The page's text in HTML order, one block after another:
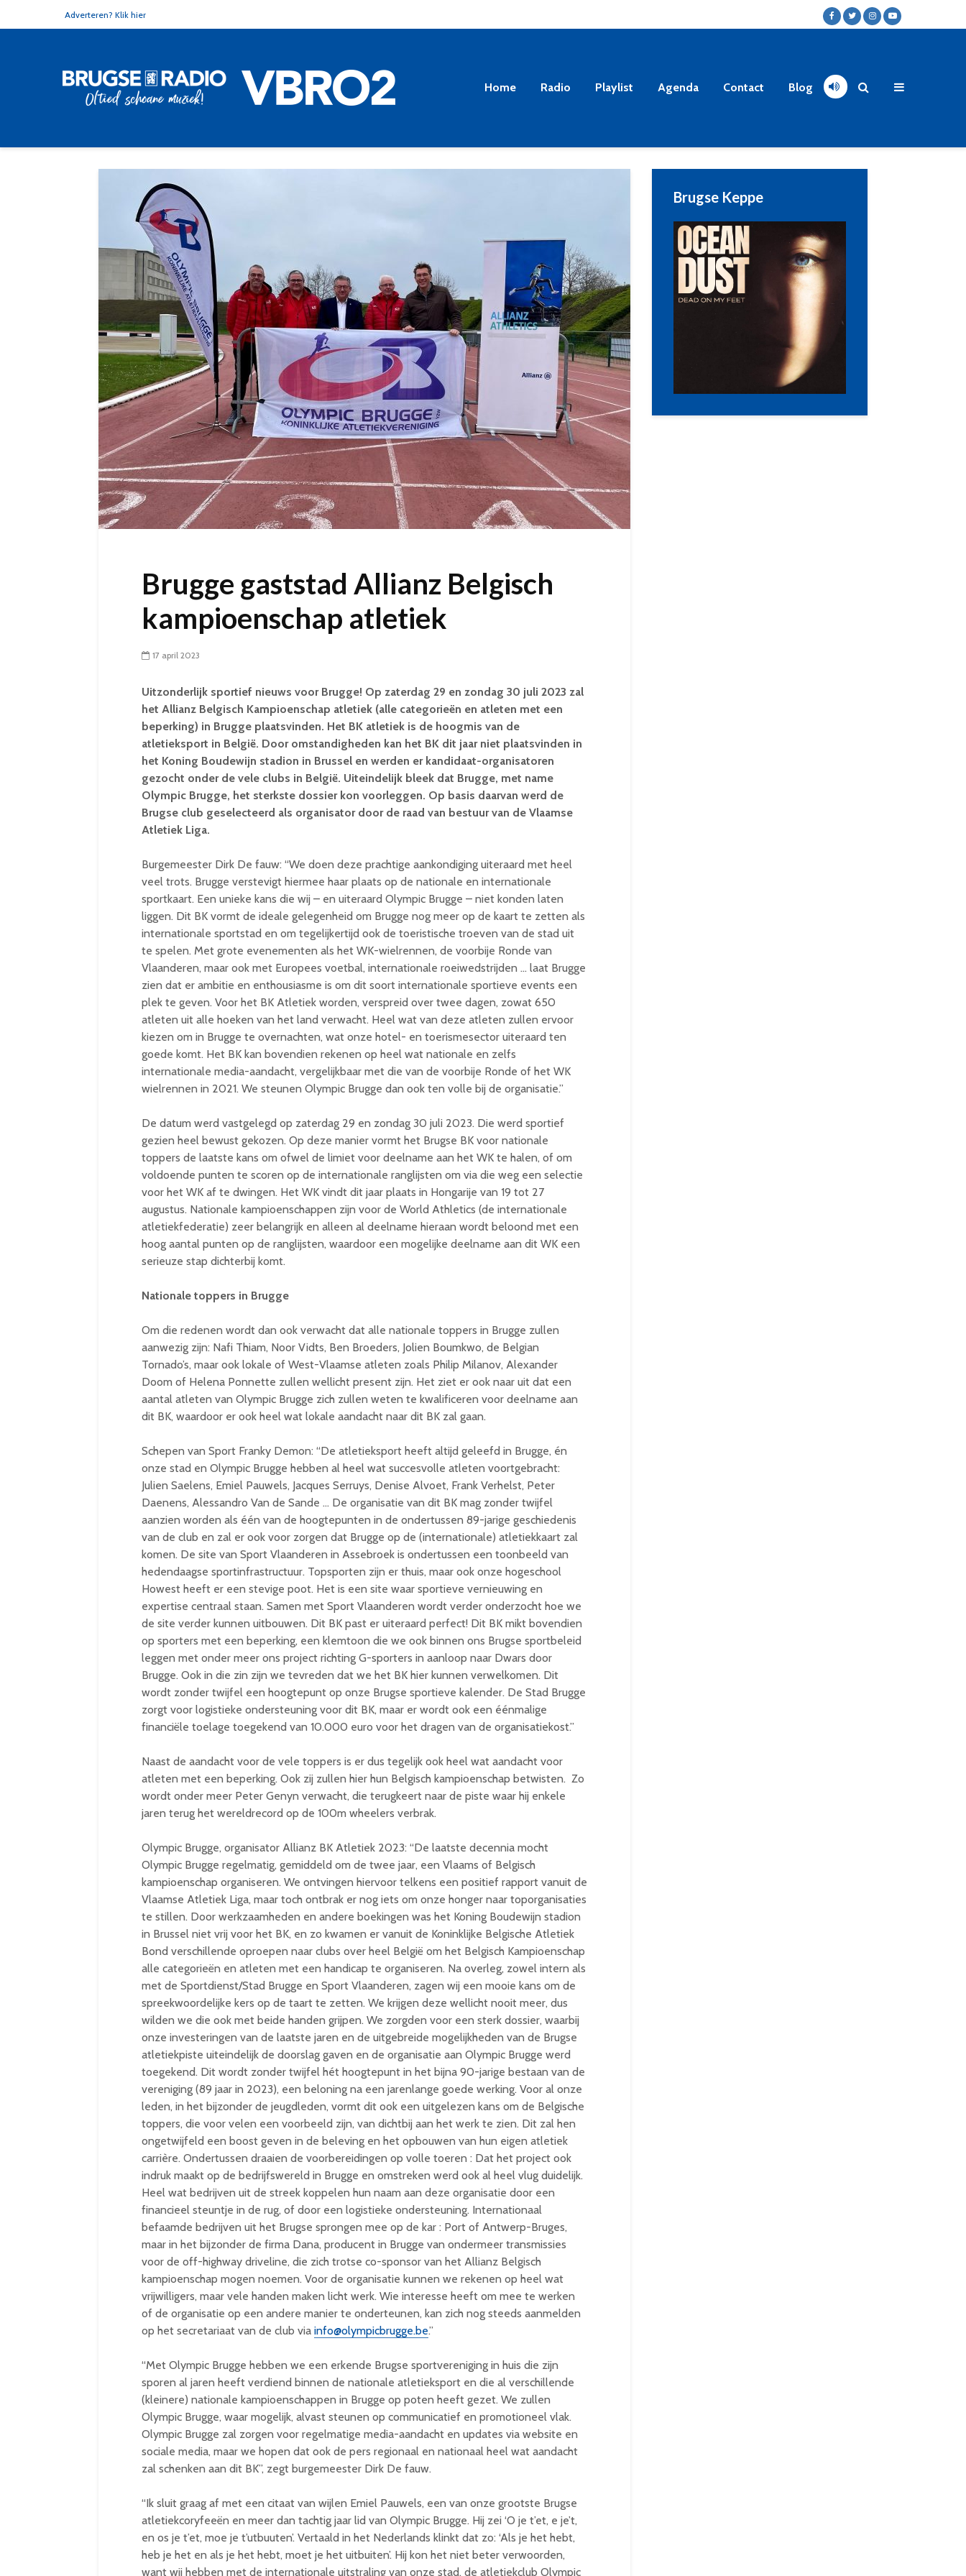
Adverteren? Klik hier
Home Radio Playlist Agenda Contact Blog
Brugge gaststad Allianz Belgisch
kampioenschap atletiek
17 april 2023
Uitzonderlijk sportief nieuws voor Brugge! Op zaterdag 29 en zondag 30 juli 2023 zal
het Allianz Belgisch Kampioenschap atletiek (alle categorieën en atleten met een
beperking) in Brugge plaatsvinden. Het BK atletiek is de hoogmis van de
atletieksport in België. Door omstandigheden kan het BK dit jaar niet plaatsvinden in
het Koning Boudewijn stadion in Brussel en werden er kandidaat-organisatoren
gezocht onder de vele clubs in België. Uiteindelijk bleek dat Brugge, met name
Olympic Brugge, het sterkste dossier kon voorleggen. Op basis daarvan werd de
Brugse club geselecteerd als organisator door de raad van bestuur van de Vlaamse
Atletiek Liga.
Burgemeester Dirk De fauw: “We doen deze prachtige aankondiging uiteraard met heel
veel trots. Brugge verstevigt hiermee haar plaats op de nationale en internationale
sportkaart. Een unieke kans die wij – en uiteraard Olympic Brugge – niet konden laten
liggen. Dit BK vormt de ideale gelegenheid om Brugge nog meer op de kaart te zetten als
internationale sportstad en om tegelijkertijd ook de toeristische troeven van de stad uit
te spelen. Met grote evenementen als het WK-wielrennen, de voorbije Ronde van
Vlaanderen, maar ook met Europees voetbal, internationale roeiwedstrijden … laat Brugge
zien dat er ambitie en enthousiasme is om dit soort internationale sportieve events een
plek te geven. Voor het BK Atletiek worden, verspreid over twee dagen, zowat 650
atleten uit alle hoeken van het land verwacht. Heel wat van deze atleten zullen ervoor
kiezen om in Brugge te overnachten, wat onze hotel- en toerismesector uiteraard ten
goede komt. Het BK kan bovendien rekenen op heel wat nationale en zelfs
internationale media-aandacht, vergelijkbaar met die van de voorbije Ronde of het WK
wielrennen in 2021. We steunen Olympic Brugge dan ook ten volle bij de organisatie.”
De datum werd vastgelegd op zaterdag 29 en zondag 30 juli 2023. Die werd sportief
gezien heel bewust gekozen. Op deze manier vormt het Brugse BK voor nationale
toppers de laatste kans om ofwel de limiet voor deelname aan het WK te halen, of om
voldoende punten te scoren op de internationale ranglijsten om via die weg een selectie
voor het WK af te dwingen. Het WK vindt dit jaar plaats in Hongarije van 19 tot 27
augustus. Nationale kampioenschappen zijn voor de World Athletics (de internationale
atletiekfederatie) zeer belangrijk en alleen al deelname hieraan wordt beloond met een
hoog aantal punten op de ranglijsten, waardoor een mogelijke deelname aan dit WK een
serieuze stap dichterbij komt.
Nationale toppers in Brugge
Om die redenen wordt dan ook verwacht dat alle nationale toppers in Brugge zullen
aanwezig zijn: Nafi Thiam, Noor Vidts, Ben Broeders, Jolien Boumkwo, de Belgian
Tornado’s, maar ook lokale of West-Vlaamse atleten zoals Philip Milanov, Alexander
Doom of Helena Ponnette zullen wellicht present zijn. Het ziet er ook naar uit dat een
aantal atleten van Olympic Brugge zich zullen weten te kwalificeren voor deelname aan
dit BK, waardoor er ook heel wat lokale aandacht naar dit BK zal gaan.
Schepen van Sport Franky Demon: “De atletieksport heeft altijd geleefd in Brugge, én
onze stad en Olympic Brugge hebben al heel wat succesvolle atleten voortgebracht:
Julien Saelens, Emiel Pauwels, Jacques Serruys, Denise Alvoet, Frank Verhelst, Peter
Daenens, Alessandro Van de Sande … De organisatie van dit BK mag zonder twijfel
aanzien worden als één van de hoogtepunten in de ondertussen 89-jarige geschiedenis
van de club en zal er ook voor zorgen dat Brugge op de (internationale) atletiekkaart zal
komen. De site van Sport Vlaanderen in Assebroek is ondertussen een toonbeeld van
hedendaagse sportinfrastructuur. Topsporten zijn er thuis, maar ook onze hogeschool
Howest heeft er een stevige poot. Het is een site waar sportieve vernieuwing en
expertise centraal staan. Samen met Sport Vlaanderen wordt verder onderzocht hoe we
de site verder kunnen uitbouwen. Dit BK past er uiteraard perfect! Dit BK mikt bovendien
op sporters met een beperking, een klemtoon die we ook binnen ons Brugse sportbeleid
leggen met onder meer ons project richting G-sporters in aanloop naar Dwars door
Brugge. Ook in die zin zijn we tevreden dat we het BK hier kunnen verwelkomen. Dit
wordt zonder twijfel een hoogtepunt op onze Brugse sportieve kalender. De Stad Brugge
zorgt voor logistieke ondersteuning voor dit BK, maar er wordt ook een éénmalige
financiële toelage toegekend van 10.000 euro voor het dragen van de organisatiekost.”
Naast de aandacht voor de vele toppers is er dus tegelijk ook heel wat aandacht voor
atleten met een beperking. Ook zij zullen hier hun Belgisch kampioenschap betwisten. Zo
wordt onder meer Peter Genyn verwacht, die terugkeert naar de piste waar hij enkele
jaren terug het wereldrecord op de 100m wheelers verbrak.
Olympic Brugge, organisator Allianz BK Atletiek 2023: “De laatste decennia mocht
Olympic Brugge regelmatig, gemiddeld om de twee jaar, een Vlaams of Belgisch
kampioenschap organiseren. We ontvingen hiervoor telkens een positief rapport vanuit de
Vlaamse Atletiek Liga, maar toch ontbrak er nog iets om onze honger naar toporganisaties
te stillen. Door werkzaamheden en andere boekingen was het Koning Boudewijn stadion
in Brussel niet vrij voor het BK, en zo kwamen er vanuit de Koninklijke Belgische Atletiek
Bond verschillende oproepen naar clubs over heel België om het Belgisch Kampioenschap
alle categorieën en atleten met een handicap te organiseren. Na overleg, zowel intern als
met de Sportdienst/Stad Brugge en Sport Vlaanderen, zagen wij een mooie kans om de
spreekwoordelijke kers op de taart te zetten. We krijgen deze wellicht nooit meer, dus
wilden we die ook met beide handen grijpen. We zorgden voor een sterk dossier, waarbij
onze investeringen van de laatste jaren en de uitgebreide mogelijkheden van de Brugse
atletiekpiste uiteindelijk de doorslag gaven en de organisatie aan Olympic Brugge werd
toegekend. Dit wordt zonder twijfel hét hoogtepunt in het bijna 90-jarige bestaan van de
vereniging (89 jaar in 2023), een beloning na een jarenlange goede werking. Voor al onze
leden, in het bijzonder de jeugdleden, vormt dit ook een uitgelezen kans om de Belgische
toppers, die voor velen een voorbeeld zijn, van dichtbij aan het werk te zien. Dit zal hen
ongetwijfeld een boost geven in de beleving en het opbouwen van hun eigen atletiek
carrière. Ondertussen draaien de voorbereidingen op volle toeren : Dat het project ook
indruk maakt op de bedrijfswereld in Brugge en omstreken werd ook al heel vlug duidelijk.
Heel wat bedrijven uit de streek koppelen hun naam aan deze organisatie door een
financieel steuntje in de rug, of door een logistieke ondersteuning. Internationaal
befaamde bedrijven uit het Brugse sprongen mee op de kar : Port of Antwerp-Bruges,
maar in het bijzonder de firma Dana, producent in Brugge van ondermeer transmissies
voor de off-highway driveline, die zich trotse co-sponsor van het Allianz Belgisch
kampioenschap mogen noemen. Voor de organisatie kunnen we rekenen op heel wat
vrijwilligers, maar vele handen maken licht werk. Wie interesse heeft om mee te werken
of de organisatie op een andere manier te onderteunen, kan zich nog steeds aanmelden
op het secretariaat van de club via info@olympicbrugge.be.”
“Met Olympic Brugge hebben we een erkende Brugse sportvereniging in huis die zijn
sporen al jaren heeft verdiend binnen de nationale atletieksport en die al verschillende
(kleinere) nationale kampioenschappen in Brugge op poten heeft gezet. We zullen
Olympic Brugge, waar mogelijk, alvast steunen op communicatief en promotioneel vlak.
Olympic Brugge zal zorgen voor regelmatige media-aandacht en updates via website en
sociale media, maar we hopen dat ook de pers regionaal en nationaal heel wat aandacht
zal schenken aan dit BK”, zegt burgemeester Dirk De fauw.
“Ik sluit graag af met een citaat van wijlen Emiel Pauwels, een van onze grootste Brugse
atletiekcoryfeeën en meer dan tachtig jaar lid van Olympic Brugge. Hij zei ‘O je t’et, e je’t,
en os je t’et, moe je t’utbuuten’. Vertaald in het Nederlands klinkt dat zo: ‘Als je het hebt,
heb je het en als je het hebt, moet je het uitbuiten’. Hij kon het niet beter verwoorden,
want wij hebben met de internationale uitstraling van onze stad, de atletiekclub Olympic
Brugse Keppe